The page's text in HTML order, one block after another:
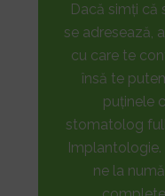
Dacă simți că
se adresează,
cu care te
însă te
puținele
stomatolog
ne la